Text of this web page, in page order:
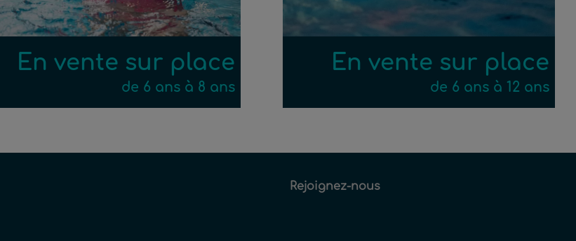
En vente sur place
de 6 ans à 8 ans
En vente sur place
de 6 ans à 12 ans
Rejoignez-nous